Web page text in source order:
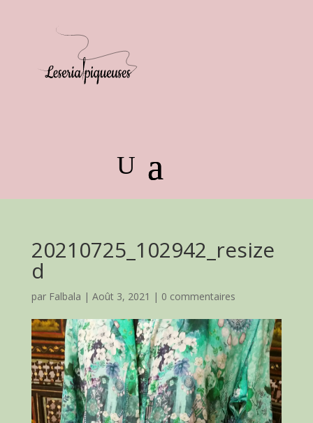
20210725_102942_resize
d
par Falbala | Août 3, 2021 | 0 commentaires